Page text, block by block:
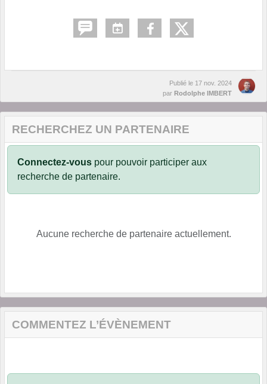
Publié le 17 nov. 2024
par Rodolphe IMBERT
RECHERCHEZ UN PARTENAIRE
Connectez-vous pour pouvoir participer aux
recherche de partenaire.
Aucune recherche de partenaire actuellement.
COMMENTEZ L’ÉVÈNEMENT